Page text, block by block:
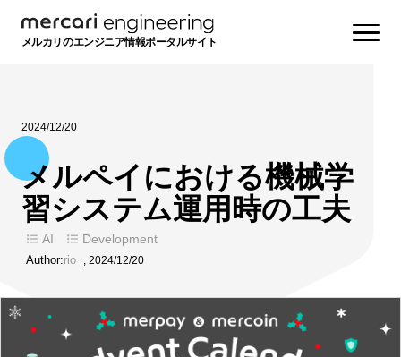
メルカリのエンジニア情報ポータルサイト
2024/12/20
メルペイにおける機械学
習システム運用時の工夫
AI Development
Author:rio , 2024/12/20